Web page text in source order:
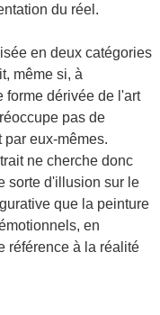
du réel.
en deux catégories
même si, à
forme dérivée de l'art
pas de
eux-mêmes.
ne cherche donc
sorte d'illusion sur le
que la peinture
en
référence à la réalité